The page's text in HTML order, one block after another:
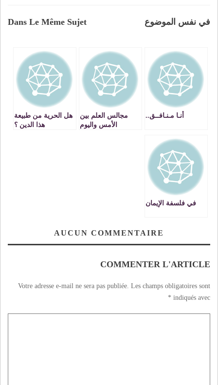
Dans Le Même Sujet في نفس الموضوع
أنـا مـنـافــق..
مجالس العلم بين
الأمس واليوم
هل الحرية من طبيعة
هذا الدين ؟
في فلسفة الإيمان
AUCUN COMMENTAIRE
COMMENTER L'ARTICLE
Votre adresse e-mail ne sera pas publiée. Les champs obligatoires sont
indiqués avec
*